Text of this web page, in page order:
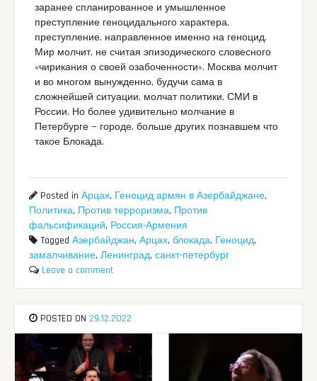
заранее спланированное и умышленное
преступление геноцидального характера,
преступление, направленное именно на геноцид.
Мир молчит, не считая эпизодического словесного
«чирикания о своей озабоченности». Москва молчит
и во многом вынужденно, будучи сама в
сложнейшей ситуации, молчат политики, СМИ в
России. Но более удивительно молчание в
Петербурге — городе, больше других познавшем что
такое Блокада.
Posted inАрцах, Геноцид армян в Азербайджане,
Политика, Против терроризма, Против
фальсификаций, Россия-Армения
TaggedАзербайджан,Арцах,блокада, Геноцид,
замалчивание,Ленинград,санкт-петербург
Leave a comment
POSTED ON 29.12.2022